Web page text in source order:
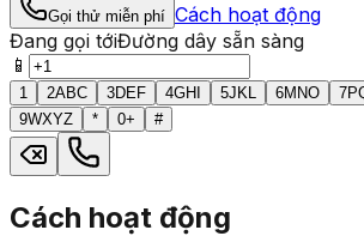
Gọi thử miễn phí Cách hoạt động
Đang gọi tớiĐường dây sẵn sàng
📱
1 2ABC 3DEF 4GHI 5JKL 6MNO 7
9WXYZ * 0+ #
Cách hoạt động